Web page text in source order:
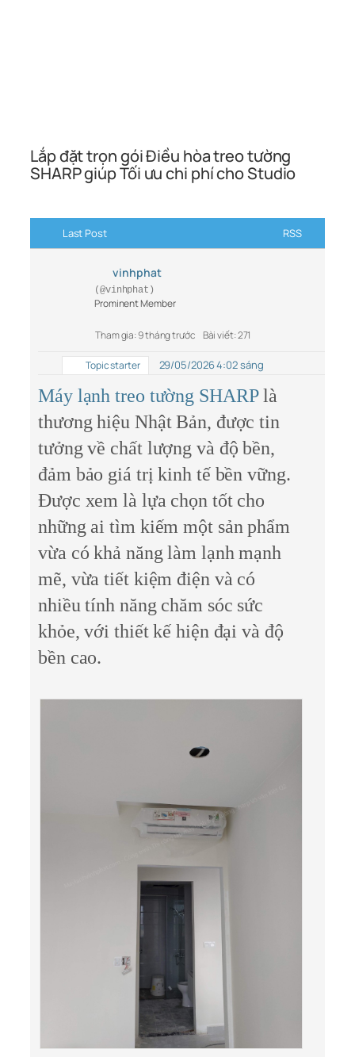
Lắp đặt trọn gói Điều hòa treo tường
SHARP giúp Tối ưu chi phí cho Studio
Last Post RSS
vinhphat
(@vinhphat)
Prominent Member
Tham gia: 9 tháng trước Bài viết: 271
Topic starter 29/05/2026 4:02 sáng
Máy lạnh treo tường SHARP là
thương hiệu Nhật Bản, được tin
tưởng về chất lượng và độ bền,
đảm bảo giá trị kinh tế bền vững.
Được xem là lựa chọn tốt cho
những ai tìm kiếm một sản phẩm
vừa có khả năng làm lạnh mạnh
mẽ, vừa tiết kiệm điện và có
nhiều tính năng chăm sóc sức
khỏe, với thiết kế hiện đại và độ
bền cao.